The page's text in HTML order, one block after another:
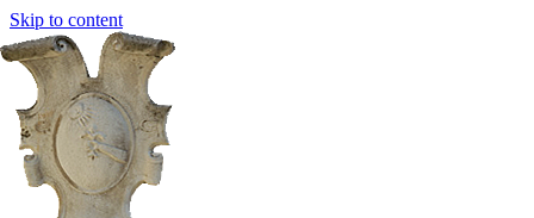
Skip to content